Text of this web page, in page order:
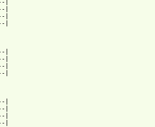
|
|
|
|
|
|
|
|
|
|
|
|